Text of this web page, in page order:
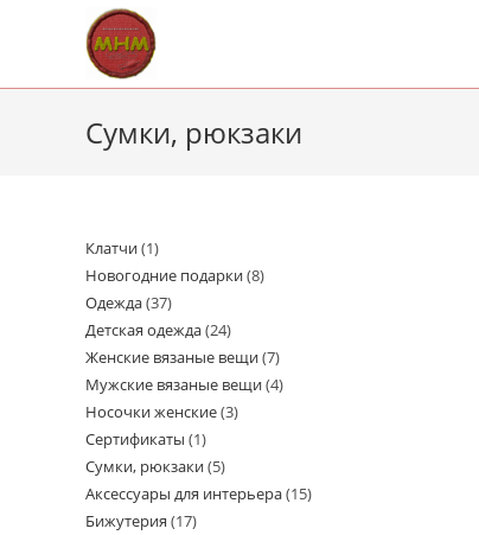
содержимому
Сумки, рюкзаки
Клатчи 11
товар
Новогодние подарки 88
Одежда 3737
товаров
Детская одежда 2424
товара
Женские вязаные вещи 77
товаров
Мужские вязаные вещи 44
Носочки женские 33
Сертификаты 11
товар
Сумки, рюкзаки 55
товаров
Аксессуары для интерьера 1515
Бижутерия 1717